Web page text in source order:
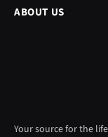
ABOUT US
Your source for the